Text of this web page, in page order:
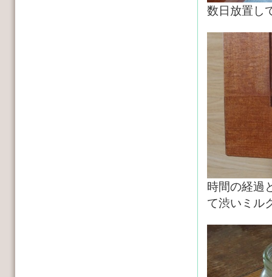
数日放置し
時間の経過
て渋いミル